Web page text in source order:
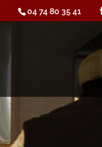
04 74 80 35 41